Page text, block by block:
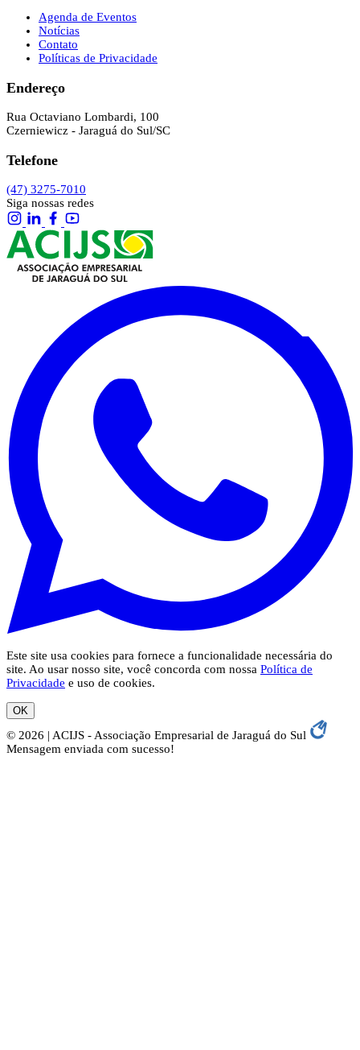
Agenda de Eventos
Notícias
Contato
Políticas de Privacidade
Endereço
Rua Octaviano Lombardi, 100
Czerniewicz - Jaraguá do Sul/SC
Telefone
(47) 3275-7010
Siga nossas redes
Este site usa cookies para fornece a funcionalidade necessária do
site. Ao usar nosso site, você concorda com nossa Política de
Privacidade e uso de cookies.
OK
© 2026 | ACIJS - Associação Empresarial de Jaraguá do Sul
Mensagem enviada com sucesso!